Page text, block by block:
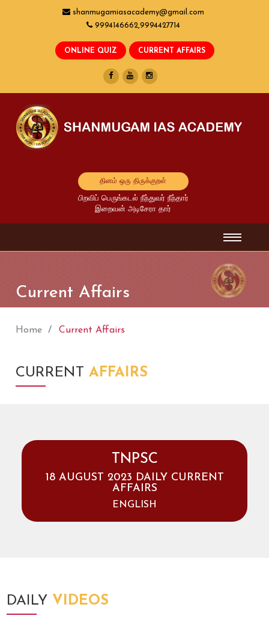
shanmugamiasacademy@gmail.com
9994146662,9994427714
தினம் ஒரு திருக்குறள்
பிறவிப் பெருங்கடல் நீந்துவர் நீந்தார்
இறைவன் அடிசேரா தார்
Current Affairs
Home Current Affairs
CURRENTAFFAIRS
TNPSC
18 AUGUST 2023 DAILY CURRENT
AFFAIRS
ENGLISH
DAILY VIDEOS